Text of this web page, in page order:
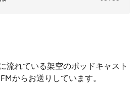
流れている架空のポッドキャスト
からお送りしています。